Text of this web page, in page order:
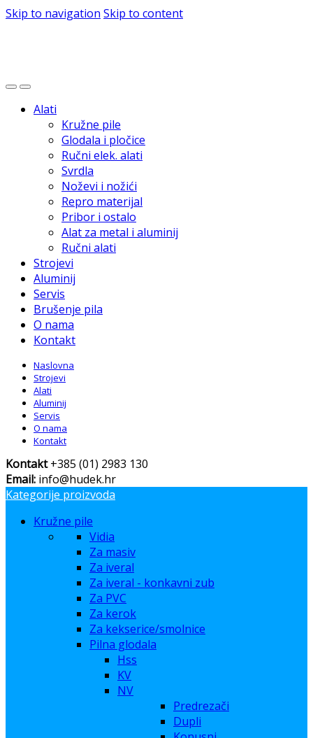
Skip to navigation Skip to content
Alati
Kružne pile
Glodala i pločice
Ručni elek. alati
Svrdla
Noževi i nožići
Repro materijal
Pribor i ostalo
Alat za metal i aluminij
Ručni alati
Strojevi
Aluminij
Servis
Brušenje pila
O nama
Kontakt
Naslovna
Strojevi
Alati
Aluminij
Servis
O nama
Kontakt
Kontakt+385 (01) 2983 130
Email: info@hudek.hr
Kategorije proizvoda
Kružne pile
Vidia
Za masiv
Za iveral
Za iveral - konkavni zub
Za PVC
Za kerok
Za kekserice/smolnice
Pilna glodala
Hss
KV
NV
Predrezači
Dupli